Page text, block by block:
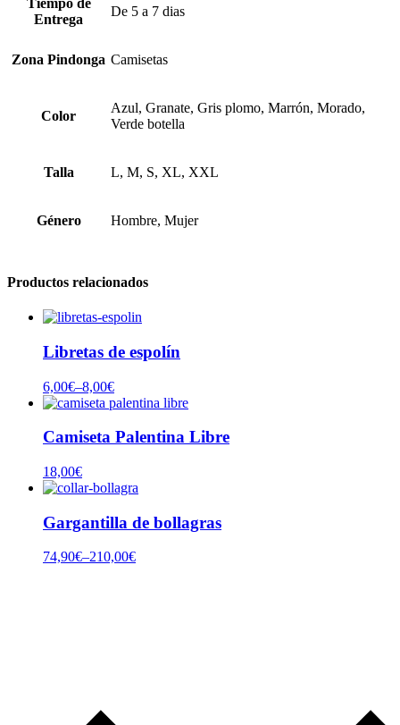
Entrega
De 5 a 7 dias
Zona Pindonga Camisetas
Color
Azul, Granate, Gris plomo, Marrón, Morado,
Verde botella
Talla L, M, S, XL, XXL
Género Hombre, Mujer
Productos relacionados
Libretas de espolín
6,00€–8,00€
Camiseta Palentina Libre
18,00€
Gargantilla de bollagras
74,90€–210,00€